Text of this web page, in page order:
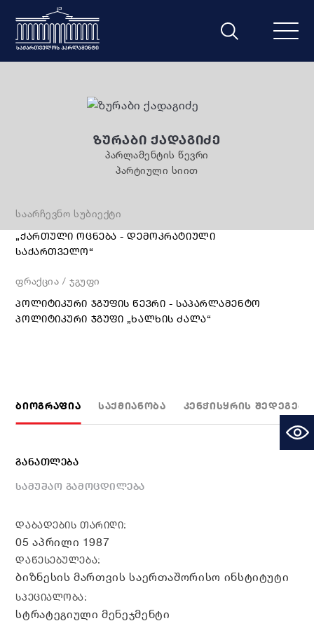
ᲖᲣᲠᲐᲑᲘ ᲥᲐᲓᲐᲒᲘᲫᲔ
პარლამენტის წევრი
პარტიული სიით
საარჩევნო სუბიექტი
„ᲥᲐᲠᲗᲣᲚᲘ ᲝᲪᲜᲔᲑᲐ - ᲓᲔᲛᲝᲙᲠᲐᲢᲘᲣᲚᲘ
ᲡᲐᲥᲐᲠᲗᲕᲔᲚᲝ“
ფრაქცია / ჯგუფი
ᲞᲝᲚᲘᲢᲘᲙᲣᲠᲘ ᲯᲒᲣᲤᲘᲡ ᲬᲔᲕᲠᲘ - ᲡᲐᲞᲐᲠᲚᲐᲛᲔᲜᲢᲝ
ᲞᲝᲚᲘᲢᲘᲙᲣᲠᲘ ᲯᲒᲣᲤᲘ „ᲮᲐᲚᲮᲘᲡ ᲫᲐᲚᲐ“
ᲑᲘᲝᲒᲠᲐᲤᲘᲐ ᲡᲐᲥᲛᲘᲐᲜᲝᲑᲐ ᲙᲔᲜᲭᲘᲡᲧᲠᲘᲡ ᲨᲔᲓᲔᲒᲔᲑᲘ
ᲒᲐᲜᲐᲗᲚᲔᲑᲐ
ᲡᲐᲛᲣᲨᲐᲝ ᲒᲐᲛᲝᲪᲓᲘᲚᲔᲑᲐ
ᲓᲐᲑᲐᲓᲔᲑᲘᲡ ᲗᲐᲠᲘᲦᲘ:
05 აპრილი 1987
ᲓᲐᲬᲔᲡᲔᲑᲣᲚᲔᲑᲐ:
ბიზნესის მართვის საერთაშორისო ინსტიტუტი
ᲡᲞᲔᲪᲘᲐᲚᲝᲑᲐ:
სტრატეგიული მენეჯმენტი